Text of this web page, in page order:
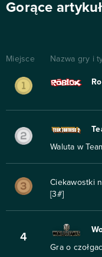
Gorące
Miejsce Nazwa gry i
Waluta w
Ciekawostki
[3#]
4
Gra o